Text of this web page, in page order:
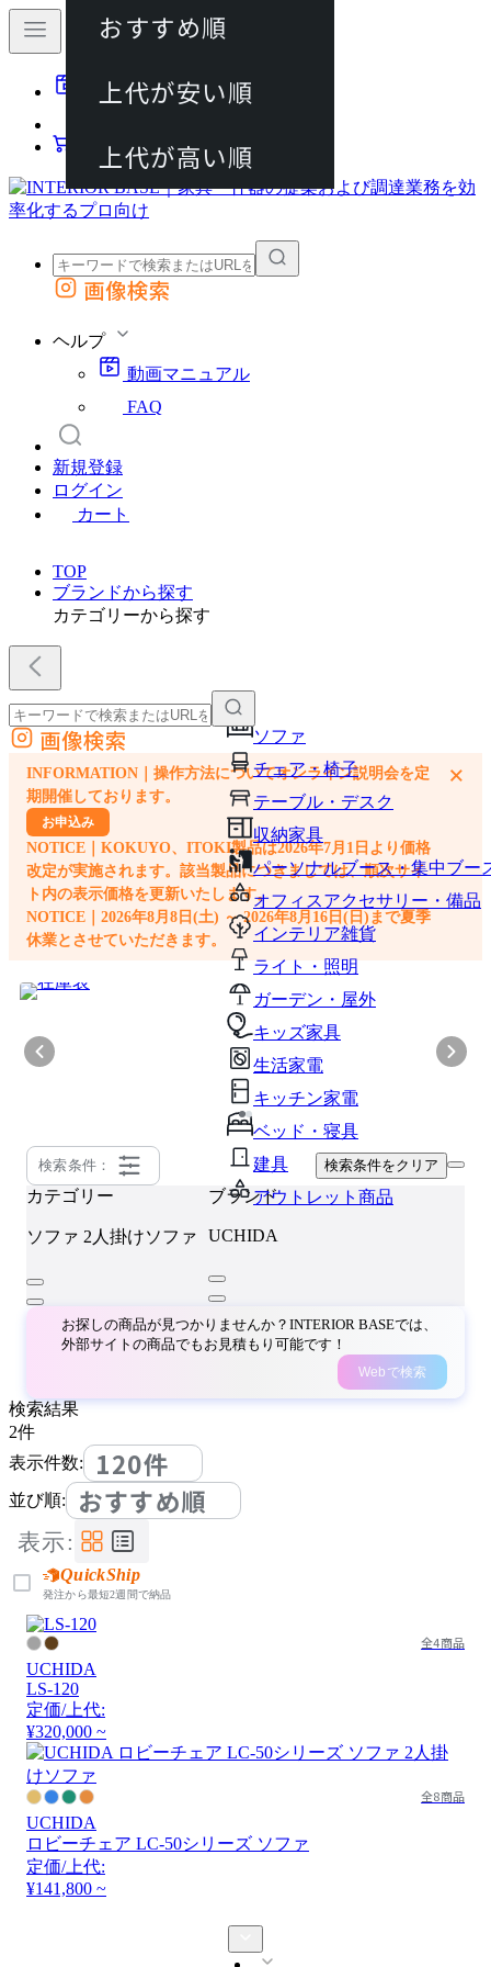
動画マニュアル
カート
外部サイトの商品をカートに追加
画像検索
ヘルプ
動画マニュアル
FAQ
新規登録
ログイン
カート
TOP
ブランドから探す
カテゴリーから探す
ソファ
チェア・椅子
テーブル・デスク
収納家具
パーソナルブース・集中ブー
オフィスアクセサリー・備品
インテリア雑貨
ライト・照明
ガーデン・屋外
キッズ家具
生活家電
キッチン家電
ベッド・寝具
建具
アウトレット商品
外部サイトの商品をカートに追加
他のサイトで見つけた商品ページのURLを貼り付けて、カートに追加できます
画像検索
INFORMATION｜操作方法についてオンライン説明会を定
期開催しております。
お申込み
NOTICE｜KOKUYO、ITOKI製品は2026年7月1日より価格
改定が実施されます。該当製品につきましては、順次サイ
ト内の表示価格を更新いたします。
NOTICE｜2026年8月8日(土) ～ 2026年8月16日(日)まで夏季
休業とさせていただきます。
×
検索条件： 検索条件をクリア
カテゴリー
ソファ 2人掛けソファ
ブランド
UCHIDA
お探しの商品が見つかりませんか？INTERIOR BASEでは、
外部サイトの商品でもお見積もり可能です！
Webで検索
検索結果
2件
表示件数:
120件
並び順: おすすめ順
おすすめ順
上代が安い順
上代が高い順
表示:
QuickShip
発注から最短2週間で納品
全4商品
UCHIDA
LS-120
定価/上代:
¥320,000 ~
全8商品
UCHIDA
ロビーチェア LC-50シリーズ ソファ
定価/上代:
¥141,800 ~